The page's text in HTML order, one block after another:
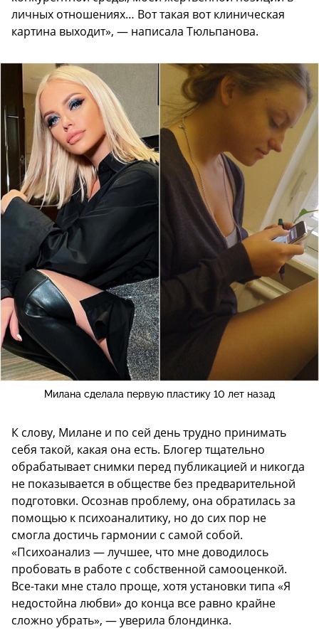
личных отношениях… Вот такая вот клиническая
картина выходит», — написала Тюльпанова.
Милана сделала первую пластику 10 лет назад
К слову, Милане и по сей день трудно принимать
себя такой, какая она есть. Блогер тщательно
обрабатывает снимки перед публикацией и никогда
не показывается в обществе без предварительной
подготовки. Осознав проблему, она обратилась за
помощью к психоаналитику, но до сих пор не
смогла достичь гармонии с самой собой.
«Психоанализ — лучшее, что мне доводилось
пробовать в работе с собственной самооценкой.
Все-таки мне стало проще, хотя установки типа «Я
недостойна любви» до конца все равно крайне
сложно убрать», — уверила блондинка.